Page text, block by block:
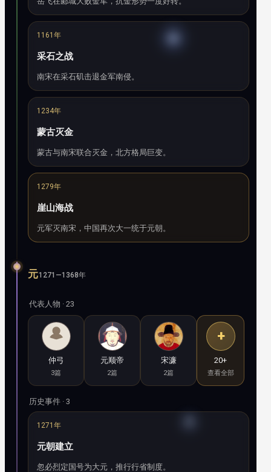
1161年
采石之战
南宋在采石矶击退金军南侵。
1234年
蒙古灭金
蒙古与南宋联合灭金，北方格局巨变。
1279年
崖山海战
元军灭南宋，中国再次大一统于元朝。
元1271—1368年
代表人物 · 23
仲弓
3篇
元顺帝
2篇
宋濂
2篇
+
20+
查看全部
历史事件 · 3
1271年
元朝建立
忽必烈定国号为大元，推行行省制度。